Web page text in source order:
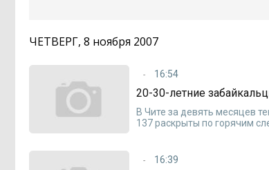
ЧЕТВЕРГ, 8 ноября 2007
16:54
20-30-летние
В Чите за девять месяцев
137 раскрыты по горячим
16:39